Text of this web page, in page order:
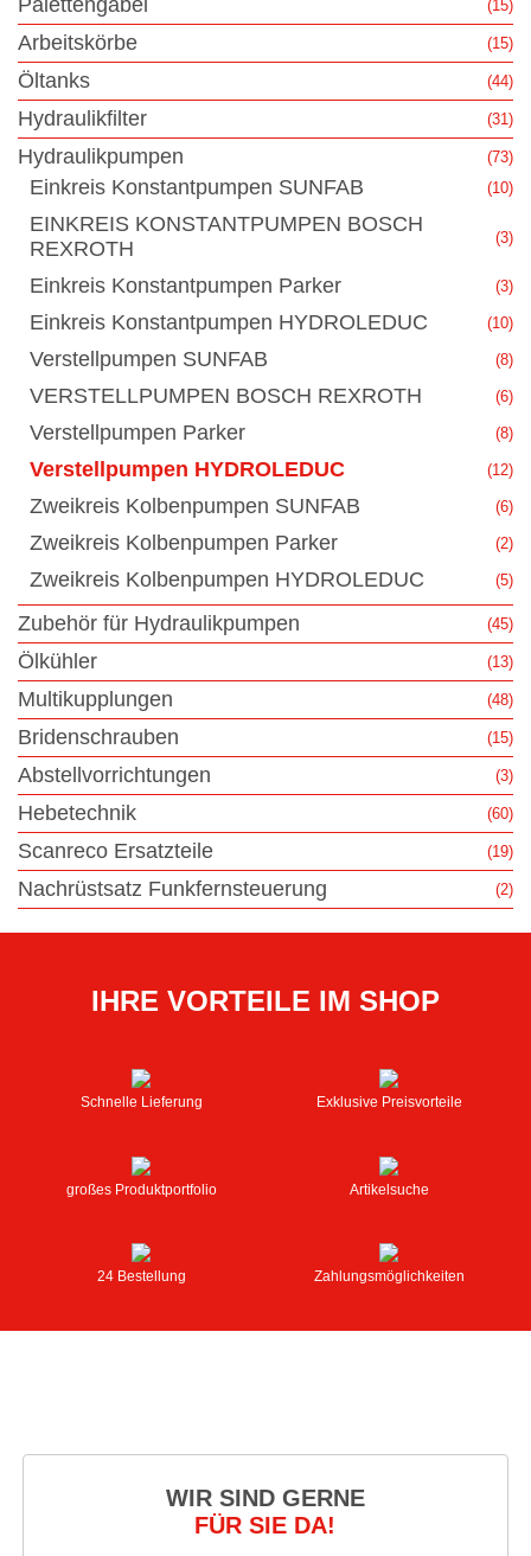
Palettengabel (15)
Arbeitskörbe (15)
Öltanks (44)
Hydraulikfilter (31)
Hydraulikpumpen (73)
Einkreis Konstantpumpen SUNFAB (10)
EINKREIS KONSTANTPUMPEN BOSCH
REXROTH
(3)
Einkreis Konstantpumpen Parker (3)
Einkreis Konstantpumpen HYDROLEDUC (10)
Verstellpumpen SUNFAB (8)
VERSTELLPUMPEN BOSCH REXROTH (6)
Verstellpumpen Parker (8)
Verstellpumpen HYDROLEDUC (12)
Zweikreis Kolbenpumpen SUNFAB (6)
Zweikreis Kolbenpumpen Parker (2)
Zweikreis Kolbenpumpen HYDROLEDUC (5)
Zubehör für Hydraulikpumpen (45)
Ölkühler (13)
Multikupplungen (48)
Bridenschrauben (15)
Abstellvorrichtungen (3)
Hebetechnik (60)
Scanreco Ersatzteile (19)
Nachrüstsatz Funkfernsteuerung (2)
IHRE VORTEILE IM SHOP
Schnelle Lieferung Exklusive Preisvorteile
großes Produktportfolio Artikelsuche
24 Bestellung Zahlungsmöglichkeiten
WIR SIND GERNE
FÜR SIE DA!